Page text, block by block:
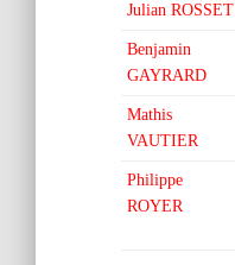
Julian ROSSET
Benjamin
GAYRARD
Mathis
VAUTIER
Philippe
ROYER